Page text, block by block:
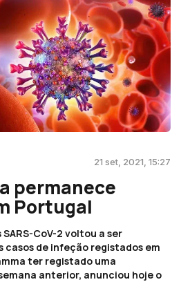
21 set, 2021, 15:27
permanece
Portugal
CoV-2 voltou a ser
casos de infeção registados em
ter registado uma
anterior, anunciou hoje o